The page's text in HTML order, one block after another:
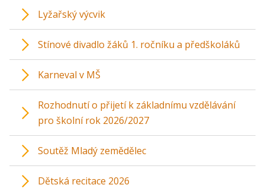
Lyžařský výcvik
Stínové divadlo žáků 1. ročníku a předškoláků
Karneval v MŠ
Rozhodnutí o přijetí k základnímu vzdělávání
pro školní rok 2026/2027
Soutěž Mladý zemědělec
Dětská recitace 2026